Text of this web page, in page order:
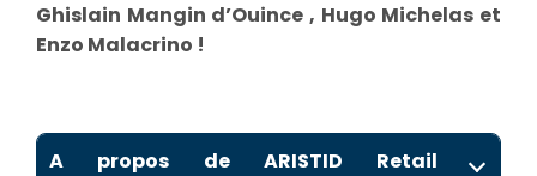
Ghislain Mangin d’Ouince , Hugo Michelas et
Enzo Malacrino !
A propos de ARISTID Retail